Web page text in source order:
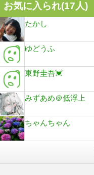
お気に入られ(17人)
たかし
ゆどうふ
東野圭吾💓
みずあめ＠低浮上
ちゃんちゃん